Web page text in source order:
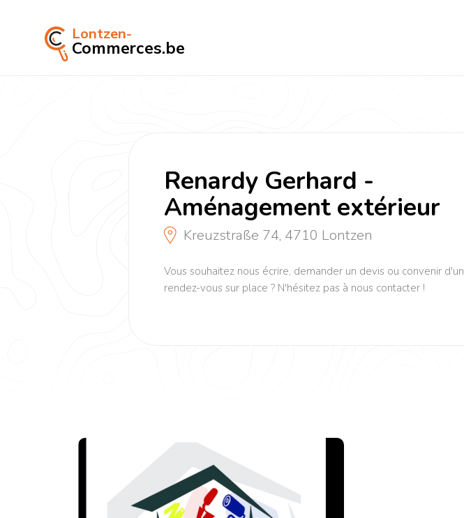
Lontzen-
Commerces.be
Renardy Gerhard -
Aménagement extérieur
Kreuzstraße 74, 4710 Lontzen
Vous souhaitez nous écrire, demander un devis ou convenir d'un
rendez-vous sur place ? N'hésitez pas à nous contacter !